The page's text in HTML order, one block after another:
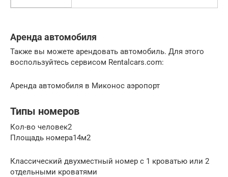
Аренда автомобиля
Также вы можете арендовать автомобиль. Для этого
воспользуйтесь сервисом Rentalcars.com:
Аренда автомобиля в Миконос аэропорт
Типы номеров
Кол-во человек2
Площадь номера14м2
Классический двухместный номер с 1 кроватью или 2
отдельными кроватями